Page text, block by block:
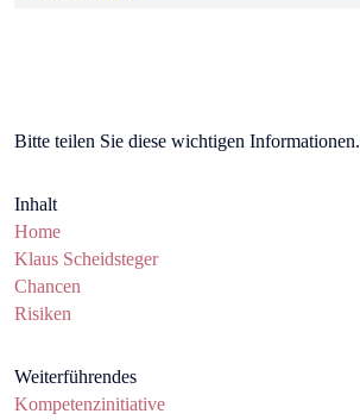
Bitte teilen Sie diese wichtigen Informationen.
Inhalt
Home
Klaus Scheidsteger
Chancen
Risiken
Weiterführendes
Kompetenzinitiative